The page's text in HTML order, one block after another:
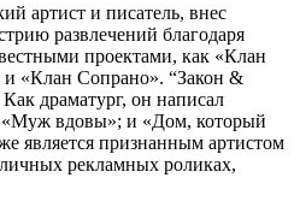
артист и писатель, внес
развлечений благодаря
проектами, как «Клан
«Клан Сопрано». “Закон &
драматург, он написал
«Муж вдовы»; и «Дом, который
является признанным артистом
рекламных роликах,